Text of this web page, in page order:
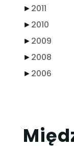
►2011
►2010
►2009
►2008
►2006